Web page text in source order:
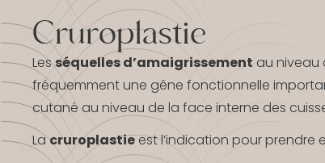
r
e
e
m
Cruroplastie
Lesséquelles d’amaigrissement au niveau
fréquemment une gêne fonctionnelle
cutané au niveau de la face interne des
Lacruroplastieest l’indication pour prendre